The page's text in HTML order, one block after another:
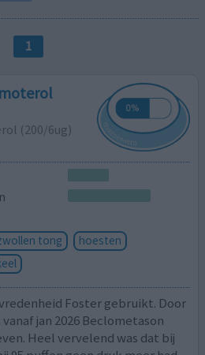
1
(200/6ug)
tong
hoesten
Foster gebruikt. Door
jan 2026 Beclometason
Heel vervelend was dat bij